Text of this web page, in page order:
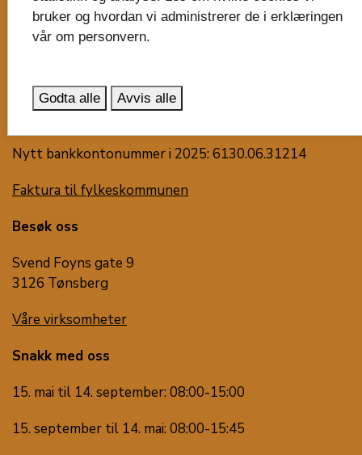
post@vestfoldfylke.no
Organisasjonsnummer:
Nytt bankkontonummer i 2025: 6130.06.31214
Faktura til fylkeskommunen
Besøk oss
Svend Foyns gate 9
3126 Tønsberg
Våre virksomheter
Snakk med oss
15. mai til 14. september: 08:00-15:00
15. september til 14. mai: 08:00-15:45
bruker og hvordan vi administrerer de i erklæringen
vår om personvern.
Godta alle Avvis alle